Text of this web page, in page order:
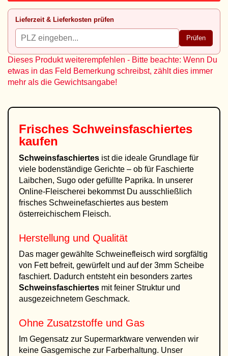
Lieferzeit & Lieferkosten prüfen
Prüfen
Dieses Produkt weiterempfehlen - Bitte beachte: Wenn Du
etwas in das Feld Bemerkung schreibst, zählt dies immer
mehr als die Gewichtsangabe!
Frisches Schweinsfaschiertes
kaufen
Schweinsfaschiertes ist die ideale Grundlage für
viele bodenständige Gerichte – ob für Faschierte
Laibchen, Sugo oder gefüllte Paprika. In unserer
Online-Fleischerei bekommst Du ausschließlich
frisches Schweinefaschiertes aus bestem
österreichischem Fleisch.
Herstellung und Qualität
Das mager gewählte Schweinefleisch wird sorgfältig
von Fett befreit, gewürfelt und auf der 3mm Scheibe
faschiert. Dadurch entsteht ein besonders zartes
Schweinsfaschiertes mit feiner Struktur und
ausgezeichnetem Geschmack.
Ohne Zusatzstoffe und Gas
Im Gegensatz zur Supermarktware verwenden wir
keine Gasgemische zur Farberhaltung. Unser